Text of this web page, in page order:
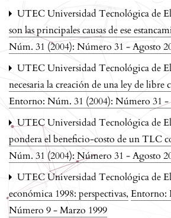
UTEC Universidad Tecnológica de
son las principales causas de ese
Núm. 31 (2004): Número 31 - Agosto
UTEC Universidad Tecnológica de
necesaria la creación de una ley de libre
Entorno: Núm. 31 (2004): Número 31 -
UTEC Universidad Tecnológica de
pondera el beneficio-costo de un TLC
Núm. 31 (2004): Número 31 - Agosto
UTEC Universidad Tecnológica de
económica 1998: perspectivas, Entorno:
Número 9 - Marzo 1999